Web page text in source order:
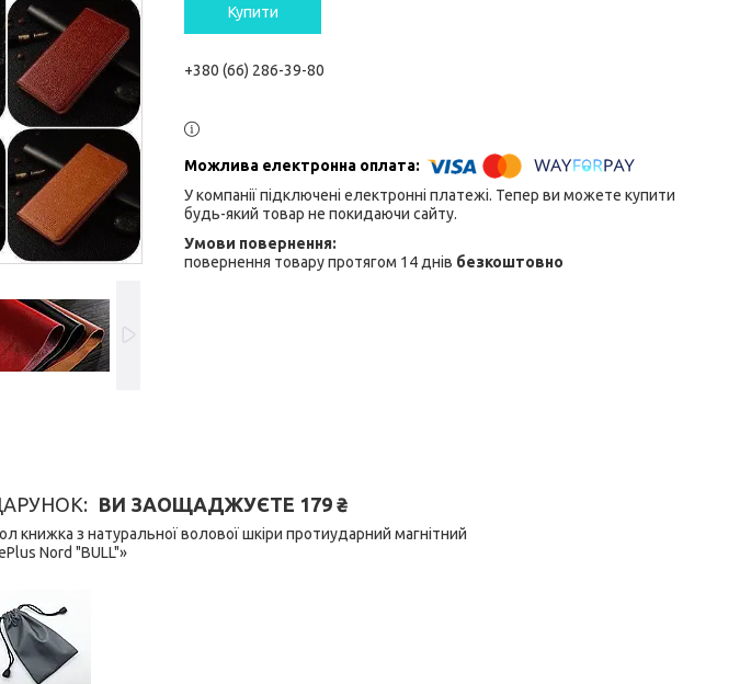
Купити
+380 (66) 286-39-80
У компанії підключені електронні платежі. Тепер ви можете купити
будь-який товар не покидаючи сайту.
повернення товару протягом 14 днів безкоштовно
ВИ ЗАОЩАДЖУЄТЕ 179 ₴
книжка з натуральної волової шкіри протиударний магнітний
Nord "BULL"»